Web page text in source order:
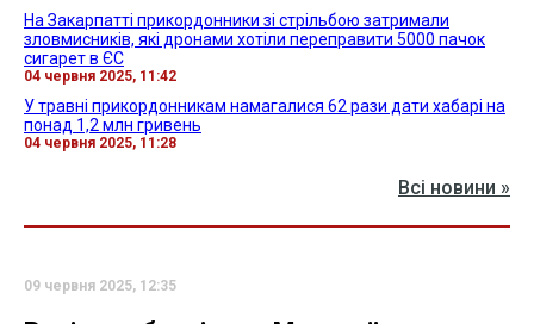
На Закарпатті прикордонники зі стрільбою затримали
зловмисників, які дронами хотіли переправити 5000 пачок
сигарет в ЄС
04 червня 2025, 11:42
У травні прикордонникам намагалися 62 рази дати хабарі на
понад 1,2 млн гривень
04 червня 2025, 11:28
Всі новини »
09 червня 2025, 12:35